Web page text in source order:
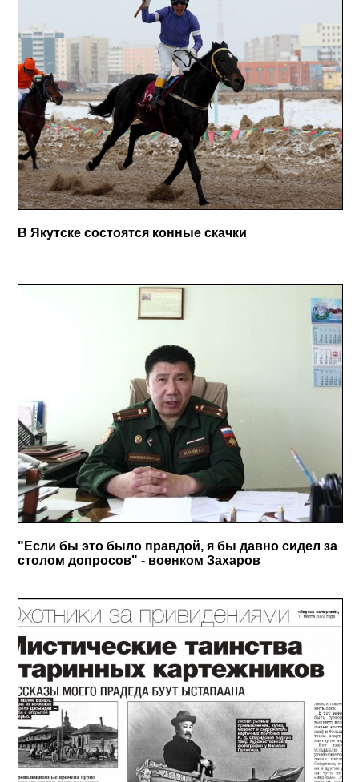
В Якутске состоятся конные скачки
"Если бы это было правдой, я бы давно сидел за
столом допросов" - военком Захаров